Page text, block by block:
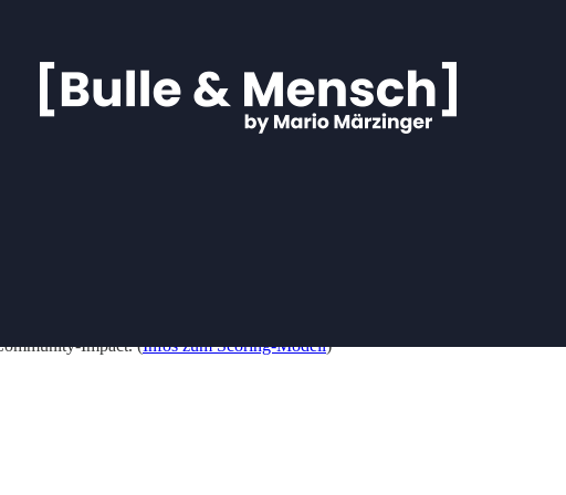
Impact. (Infos zum Scoring-Modell)